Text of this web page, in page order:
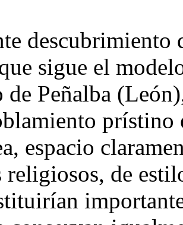
descubrimiento
sigue el
de Peñalba
prístino
espacio
de